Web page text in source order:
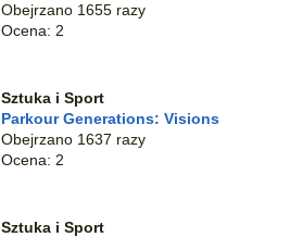
Obejrzano 1655 razy
Ocena: 2
Sztuka i Sport
Parkour Generations: Visions
Obejrzano 1637 razy
Ocena: 2
Sztuka i Sport